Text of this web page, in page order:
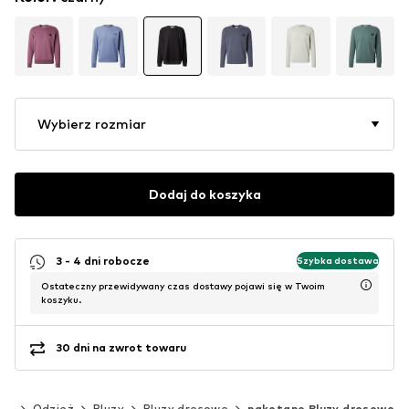
Wybierz rozmiar
Dodaj do koszyka
3 - 4 dni robocze Szybka dostawa
Ostateczny przewidywany czas dostawy pojawi się w Twoim
koszyku.
30 dni na zwrot towaru